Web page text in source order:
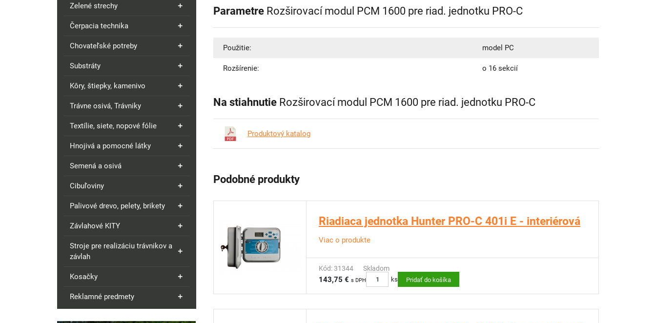
Zelené strechy
Čerpacia technika
Chovateľské potreby
Substráty
Kôry, štiepky, kamenivo
Trávne osivá, Trávniky
Textílie, siete, nopové fólie
Hnojivá a pomocné látky
Semená a osivá
Cibuľoviny
Palivové drevo, pelety, brikety
Závlahové KITY
Stroje pre realizáciu trávnikov a
závlah
Kosačky
Reklamné predmety
Parametre Rozširovací modul PCM 1600 pre riad. jednotku PRO-C
Použitie: model PC
Rozšírenie: o 16 sekcií
Na stiahnutie Rozširovací modul PCM 1600 pre riad. jednotku PRO-C
Produktový katalog
Podobné produkty
Riadiaca jednotka Hunter PRO-C 401i E - interiérová
Viac o produkte
Kód: 31344 Skladom
143,75 € s DPH ks Pridať do košíka